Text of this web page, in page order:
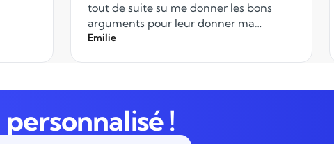
tout de suite su me donner les bons
arguments pour leur donner ma
confiance. Merci à elle pour son
professionnalisme. Hâte de commencer
les cours...
Emilie
personnalisé !